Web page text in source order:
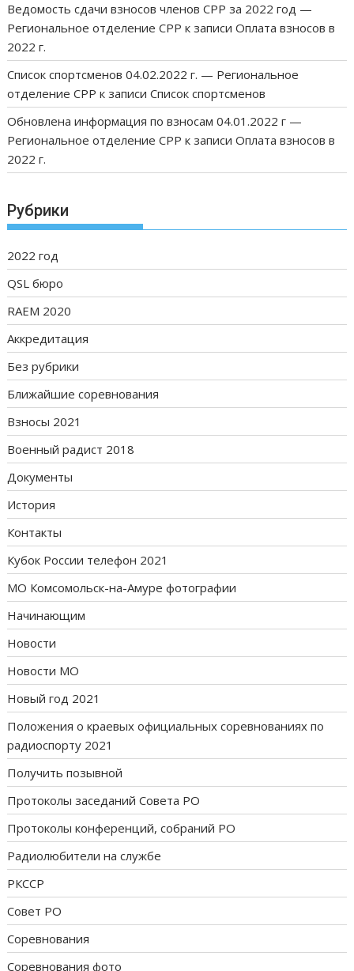
Ведомость сдачи взносов членов СРР за 2022 год —
Региональное отделение СРР к записиОплата взносов в
2022 г.
Список спортсменов 04.02.2022 г. — Региональное
отделение СРР к записиСписок спортсменов
Обновлена информация по взносам 04.01.2022 г —
Региональное отделение СРР к записиОплата взносов в
2022 г.
Рубрики
2022 год
QSL бюро
RAEM 2020
Аккредитация
Без рубрики
Ближайшие соревнования
Взносы 2021
Военный радист 2018
Документы
История
Контакты
Кубок России телефон 2021
МО Комсомольск-на-Амуре фотографии
Начинающим
Новости
Новости МО
Новый год 2021
Положения о краевых официальных соревнованиях по
радиоспорту 2021
Получить позывной
Протоколы заседаний Совета РО
Протоколы конференций, собраний РО
Радиолюбители на службе
РКССР
Совет РО
Соревнования
Соревнования фото